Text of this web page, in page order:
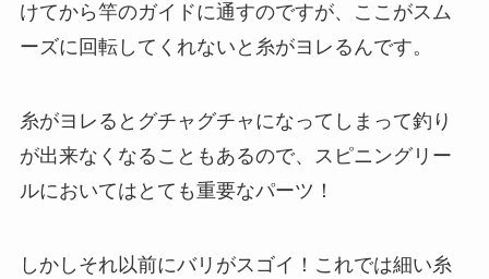
けてから竿のガイドに通すのですが、ここがスム
ーズに回転してくれないと糸がヨレるんです。
糸がヨレるとグチャグチャになってしまって釣り
が出来なくなることもあるので、スピニングリー
ルにおいてはとても重要なパーツ！
しかしそれ以前にバリがスゴイ！これでは細い糸